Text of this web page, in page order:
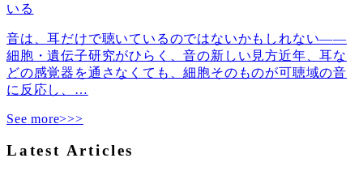
いる
音は、耳だけで聴いているのではないかもしれない――
細胞・遺伝子研究がひらく、音の新しい見方近年、耳な
どの感覚器を通さなくても、細胞そのものが可聴域の音
に反応し、 …
See more>>>
Latest Articles